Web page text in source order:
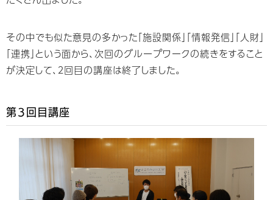
その中でも似た意見の多かった「施設関係」「情報発信」「人財」
「連携」という面から、次回のグループワークの続きをすること
が決定して、２回目の講座は終了しました。
第３回目講座